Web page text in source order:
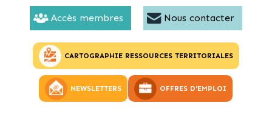
Accès membres Nous contacter
CARTOGRAPHIE RESSOURCES TERRITORIALES
NEWSLETTERS OFFRES D'EMPLOI